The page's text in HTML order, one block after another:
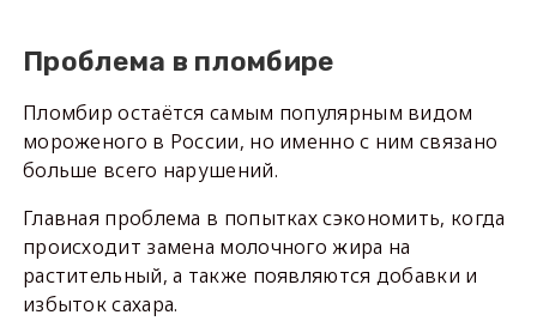
Проблема в пломбире
Пломбир остаётся самым популярным видом
мороженого в России, но именно с ним связано
больше всего нарушений.
Главная проблема в попытках сэкономить, когда
происходит замена молочного жира на
растительный, а также появляются добавки и
избыток сахара.